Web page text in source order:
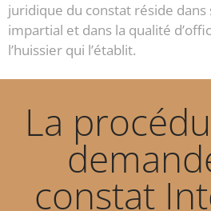
juridique du constat réside dans
impartial et dans la qualité
l’huissier qui l’établit.
La
constat